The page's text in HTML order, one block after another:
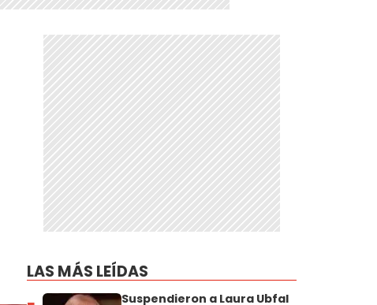
LAS MÁS LEÍDAS
Suspendieron a Laura Ubfal